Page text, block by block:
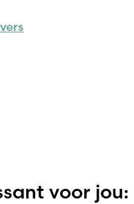
voor jou: